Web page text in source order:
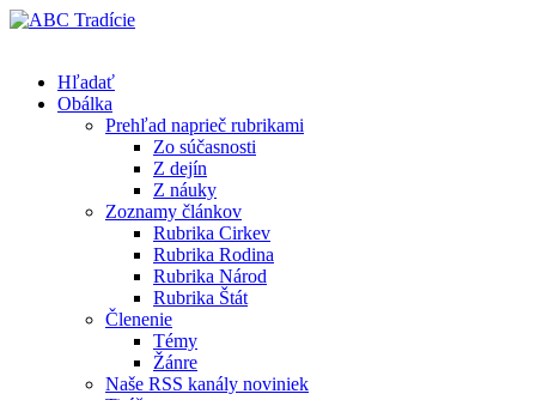
Hľadať
Obálka
Prehľad naprieč rubrikami
Zo súčasnosti
Z dejín
Z náuky
Zoznamy článkov
Rubrika Cirkev
Rubrika Rodina
Rubrika Národ
Rubrika Štát
Členenie
Témy
Žánre
Naše RSS kanály noviniek